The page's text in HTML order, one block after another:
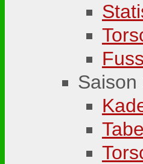
Saison